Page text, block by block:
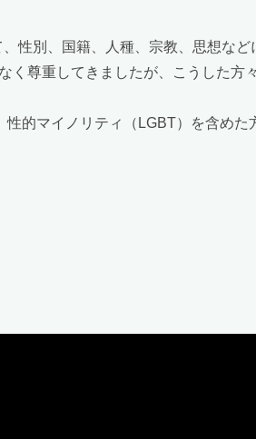
性別、国籍、人種、宗教、思想な
く尊重してきましたが、こうした
的マイノリティ（LGBT）を含め